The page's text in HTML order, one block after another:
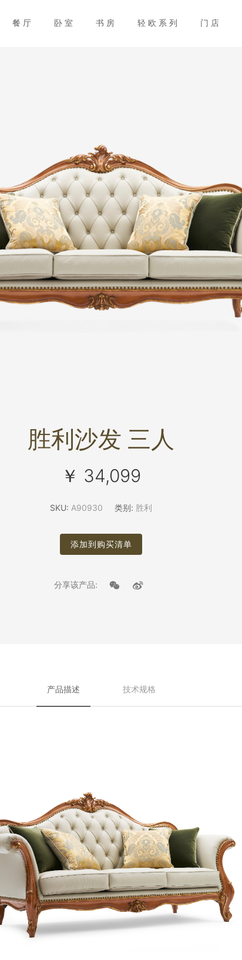
餐厅 卧室 书房 轻欧系列 门店
胜利沙发 三人
￥ 34,099
SKU: A90930 类别: 胜利
添加到购买清单
分享该产品:
产品描述 技术规格